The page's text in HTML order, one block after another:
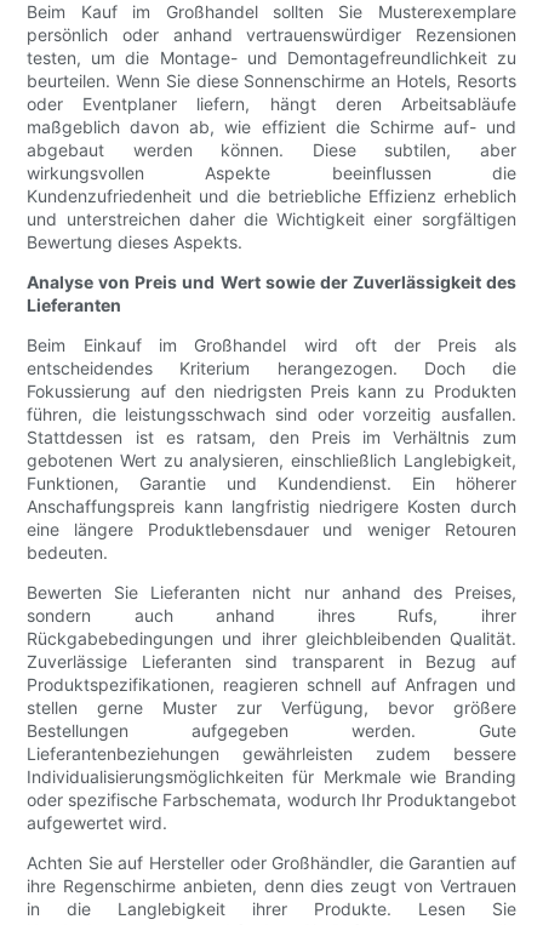
Beim Kauf im Großhandel sollten Sie Musterexemplare
persönlich oder anhand vertrauenswürdiger Rezensionen
testen, um die Montage- und Demontagefreundlichkeit zu
beurteilen. Wenn Sie diese Sonnenschirme an Hotels, Resorts
oder Eventplaner liefern, hängt deren Arbeitsabläufe
maßgeblich davon ab, wie effizient die Schirme auf- und
abgebaut werden können. Diese subtilen, aber
wirkungsvollen Aspekte beeinflussen die
Kundenzufriedenheit und die betriebliche Effizienz erheblich
und unterstreichen daher die Wichtigkeit einer sorgfältigen
Bewertung dieses Aspekts.
Analyse von Preis und Wert sowie der Zuverlässigkeit des
Lieferanten
Beim Einkauf im Großhandel wird oft der Preis als
entscheidendes Kriterium herangezogen. Doch die
Fokussierung auf den niedrigsten Preis kann zu Produkten
führen, die leistungsschwach sind oder vorzeitig ausfallen.
Stattdessen ist es ratsam, den Preis im Verhältnis zum
gebotenen Wert zu analysieren, einschließlich Langlebigkeit,
Funktionen, Garantie und Kundendienst. Ein höherer
Anschaffungspreis kann langfristig niedrigere Kosten durch
eine längere Produktlebensdauer und weniger Retouren
bedeuten.
Bewerten Sie Lieferanten nicht nur anhand des Preises,
sondern auch anhand ihres Rufs, ihrer
Rückgabebedingungen und ihrer gleichbleibenden Qualität.
Zuverlässige Lieferanten sind transparent in Bezug auf
Produktspezifikationen, reagieren schnell auf Anfragen und
stellen gerne Muster zur Verfügung, bevor größere
Bestellungen aufgegeben werden. Gute
Lieferantenbeziehungen gewährleisten zudem bessere
Individualisierungsmöglichkeiten für Merkmale wie Branding
oder spezifische Farbschemata, wodurch Ihr Produktangebot
aufgewertet wird.
Achten Sie auf Hersteller oder Großhändler, die Garantien auf
ihre Regenschirme anbieten, denn dies zeugt von Vertrauen
in die Langlebigkeit ihrer Produkte. Lesen Sie